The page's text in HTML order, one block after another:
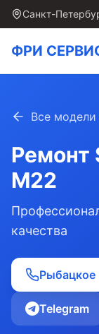
Санкт-
ФРИ
Все модели
Ремонт
M22
качества
Рыбацкое
Telegram